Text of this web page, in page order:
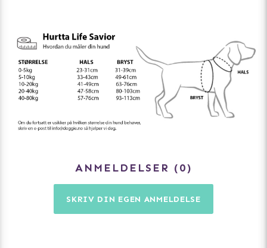
ANMELDELSER 0
SKRIV DIN EGEN ANMELDELSE